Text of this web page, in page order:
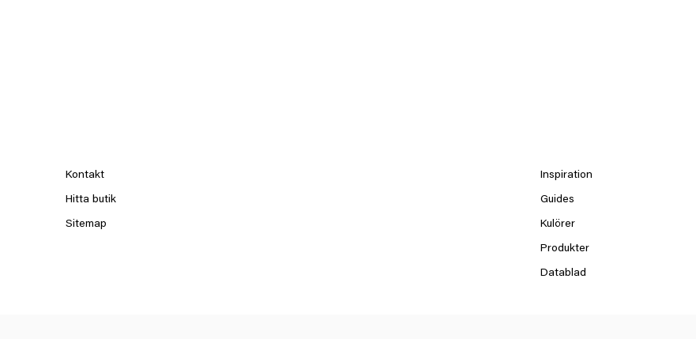
Kontakt
Hitta butik
Sitemap
Inspiration
Guides
Kulörer
Produkter
Datablad